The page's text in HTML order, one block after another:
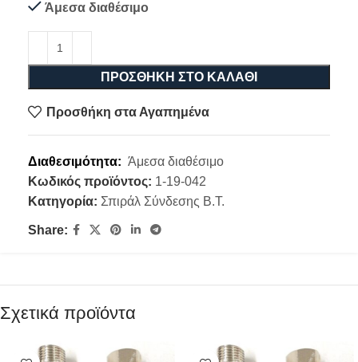
Άμεσα διαθέσιμο
ΠΡΟΣΘΉΚΗ ΣΤΟ ΚΑΛΆΘΙ
Προσθήκη στα Αγαπημένα
Διαθεσιμότητα: Άμεσα διαθέσιμο
Κωδικός προϊόντος: 1-19-042
Κατηγορία: Σπιράλ Σύνδεσης B.Τ.
Share:
Σχετικά προϊόντα